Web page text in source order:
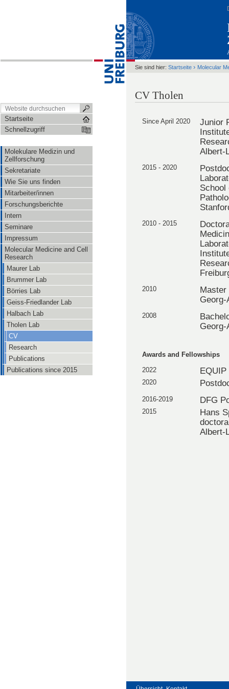
Startseite
Schnellzugriff
Molekulare Medizin und
Zellforschung
Sekretariate
Wie Sie uns finden
Mitarbeiter/innen
Forschungsberichte
Intern
Seminare
Impressum
Molecular Medicine and Cell
Research
Maurer Lab
Brummer Lab
Börries Lab
Geiss-Friedlander Lab
Halbach Lab
Tholen Lab
CV
Research
Publications
Publications since 2015
Sie sind hier: Startseite › Molecular
CV Tholen
Since April 2020
Junior
Albert-
2015 - 2020
School
2010 - 2015
2010
Master
2008
Awards and Fellowships
2022
EQUIP
2020
2016-2019 DFG
2015
Hans
Albert-